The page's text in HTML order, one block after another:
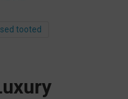
tooted